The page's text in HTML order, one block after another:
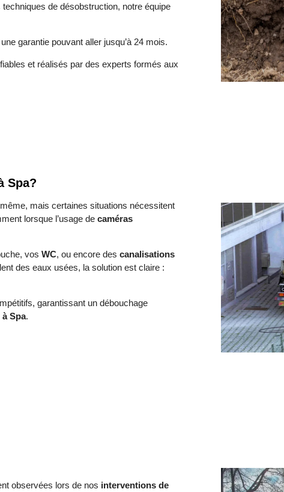
de désobstruction, notre équipe
garantie pouvant aller jusqu’à 24 mois.
et réalisés par des experts formés aux
Spa?
mais certaines situations nécessitent
lorsque l’usage de caméras
vos WC, ou encore des canalisations
des eaux usées, la solution est claire :
garantissant un débouchage
Spa.
observées lors de nos interventions de